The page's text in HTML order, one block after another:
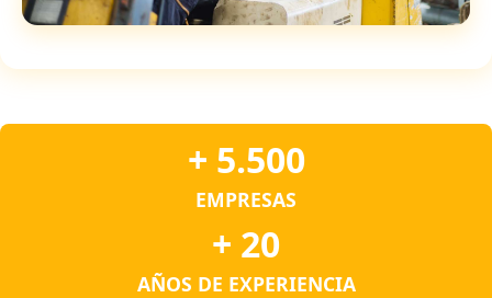
+ 5.500
EMPRESAS
+ 20
AÑOS DE EXPERIENCIA